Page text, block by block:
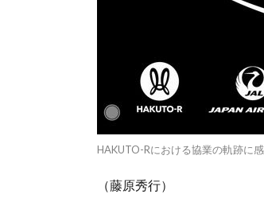
HAKUTO-Rにおける協業の軌跡に
（藤原秀行）